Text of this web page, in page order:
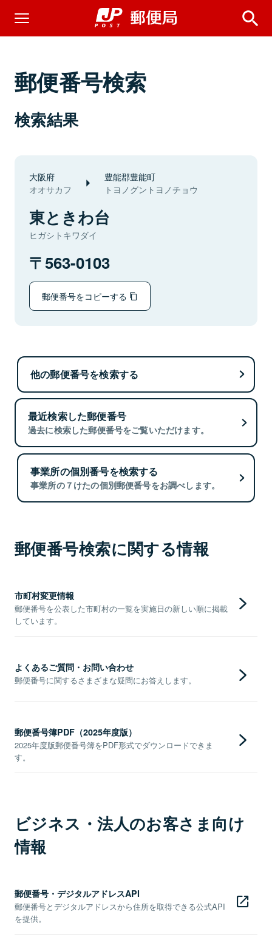
郵便番号検索
検索結果
大阪府
オオサカフ
豊能郡豊能町
トヨノグントヨノチョウ
東ときわ台
ヒガシトキワダイ
563-0103
郵便番号をコピーする
他の郵便番号を検索する
最近検索した郵便番号
過去に検索した郵便番号をご覧いただけます。
事業所の個別番号を検索する
事業所の７けたの個別郵便番号をお調べします。
郵便番号検索に関する情報
市町村変更情報
郵便番号を公表した市町村の一覧を実施日の新しい順に掲載
しています。
よくあるご質問・お問い合わせ
郵便番号に関するさまざまな疑問にお答えします。
郵便番号簿PDF（2025年度版）
2025年度版郵便番号簿をPDF形式でダウンロードできま
す。
ビジネス・法人のお客さま向け
情報
郵便番号・デジタルアドレスAPI
郵便番号とデジタルアドレスから住所を取得できる公式API
を提供。